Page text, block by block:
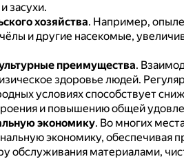
засухи.
хозяйства. Например,
и другие насекомые,
преимущества.
здоровье людей.
условиях способствует
и повышению общей
экономику. Во многих
экономику, обеспечивая
обслуживания материалами,